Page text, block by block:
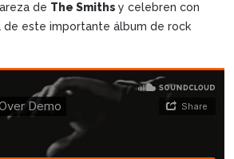
de The Smiths y celebren con
de este importante álbum de rock